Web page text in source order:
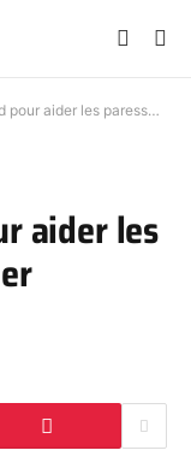
les paresseux à se réveiller
aider les